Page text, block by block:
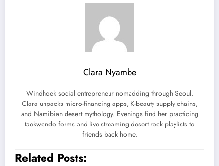
Clara Nyambe
Windhoek social entrepreneur nomadding through Seoul.
Clara unpacks micro-financing apps, K-beauty supply chains,
and Namibian desert mythology. Evenings find her practicing
taekwondo forms and live-streaming desert-rock playlists to
friends back home.
Related Posts: